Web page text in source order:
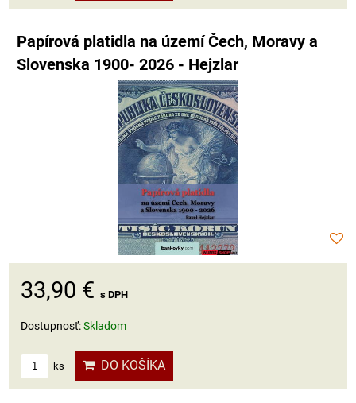
Papírová platidla na území Čech, Moravy a
Slovenska 1900- 2026 - Hejzlar
33,90 € s DPH
Dostupnosť:Skladom
ks DO KOŠÍKA